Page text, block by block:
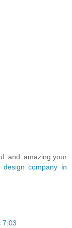
and amazing.your
design company in
7:03